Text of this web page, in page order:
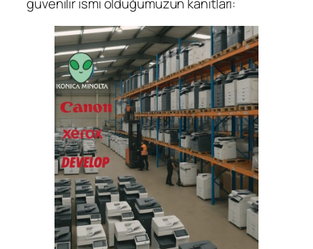
güvenilir ismi olduğumuzun kanıtları: